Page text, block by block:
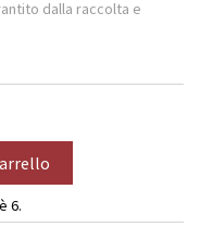
dalla raccolta e
6.